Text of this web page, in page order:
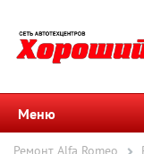
Меню
Ремонт Alfa Romeo